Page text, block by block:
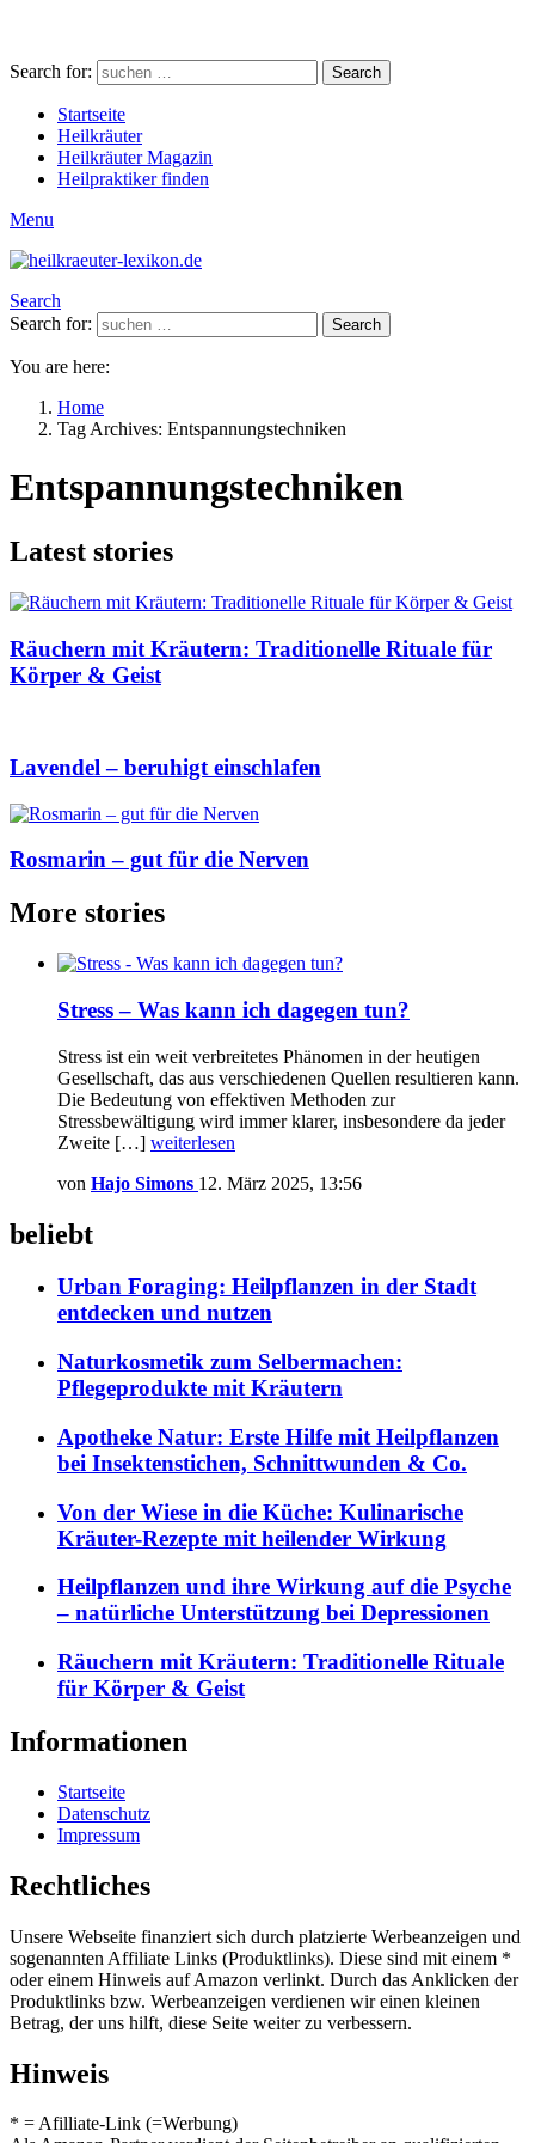
Search for: Search
Startseite
Heilkräuter
Heilkräuter Magazin
Heilpraktiker finden
Menu
Search
Search for:
Search
You are here:
Home
Tag Archives: Entspannungstechniken
Entspannungstechniken
Latest stories
Räuchern mit Kräutern: Traditionelle Rituale für
Körper & Geist
Lavendel – beruhigt einschlafen
Rosmarin – gut für die Nerven
More stories
Stress – Was kann ich dagegen tun?
Stress ist ein weit verbreitetes Phänomen in der heutigen
Gesellschaft, das aus verschiedenen Quellen resultieren kann.
Die Bedeutung von effektiven Methoden zur
Stressbewältigung wird immer klarer, insbesondere da jeder
Zweite […] weiterlesen
von Hajo Simons 12. März 2025, 13:56
beliebt
Urban Foraging: Heilpflanzen in der Stadt
entdecken und nutzen
Naturkosmetik zum Selbermachen:
Pflegeprodukte mit Kräutern
Apotheke Natur: Erste Hilfe mit Heilpflanzen
bei Insektenstichen, Schnittwunden & Co.
Von der Wiese in die Küche: Kulinarische
Kräuter-Rezepte mit heilender Wirkung
Heilpflanzen und ihre Wirkung auf die Psyche
– natürliche Unterstützung bei Depressionen
Räuchern mit Kräutern: Traditionelle Rituale
für Körper & Geist
Informationen
Startseite
Datenschutz
Impressum
Rechtliches
Unsere Webseite finanziert sich durch platzierte Werbeanzeigen und
sogenannten Affiliate Links (Produktlinks). Diese sind mit einem *
oder einem Hinweis auf Amazon verlinkt. Durch das Anklicken der
Produktlinks bzw. Werbeanzeigen verdienen wir einen kleinen
Betrag, der uns hilft, diese Seite weiter zu verbessern.
Hinweis
* = Afilliate-Link (=Werbung)